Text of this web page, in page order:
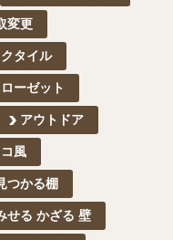
変更
タイル
ーゼット
アウトドア
風
つかる棚
せる かざる 壁